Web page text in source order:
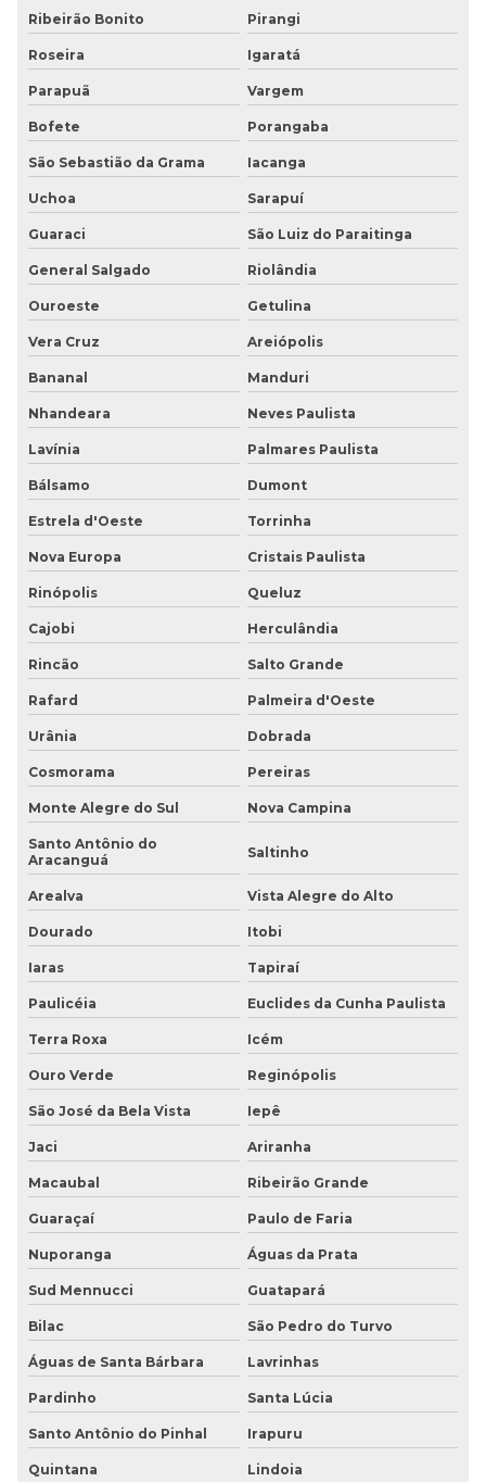
Ribeirão Bonito Pirangi
Roseira Igaratá
Parapuã Vargem
Bofete Porangaba
São Sebastião da Grama Iacanga
Uchoa Sarapuí
Guaraci São Luiz do Paraitinga
General Salgado Riolândia
Ouroeste Getulina
Vera Cruz Areiópolis
Bananal Manduri
Nhandeara Neves Paulista
Lavínia Palmares Paulista
Bálsamo Dumont
Estrela d'Oeste Torrinha
Nova Europa Cristais Paulista
Rinópolis Queluz
Cajobi Herculândia
Rincão Salto Grande
Rafard Palmeira d'Oeste
Urânia Dobrada
Cosmorama Pereiras
Monte Alegre do Sul Nova Campina
Santo Antônio do
Aracanguá
Saltinho
Arealva Vista Alegre do Alto
Dourado Itobi
Iaras Tapiraí
Paulicéia Euclides da Cunha Paulista
Terra Roxa Icém
Ouro Verde Reginópolis
São José da Bela Vista Iepê
Jaci Ariranha
Macaubal Ribeirão Grande
Guaraçaí Paulo de Faria
Nuporanga Águas da Prata
Sud Mennucci Guatapará
Bilac São Pedro do Turvo
Águas de Santa Bárbara Lavrinhas
Pardinho Santa Lúcia
Santo Antônio do Pinhal Irapuru
Quintana Lindoia